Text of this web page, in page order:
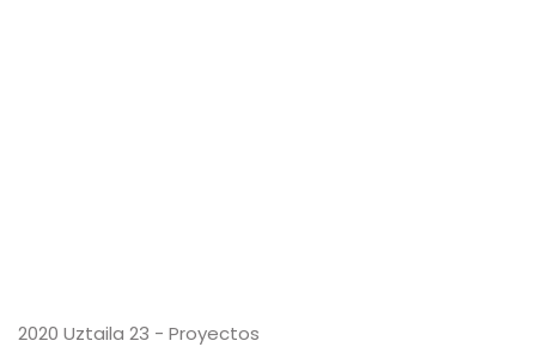
2020 Uztaila 23 - Proyectos